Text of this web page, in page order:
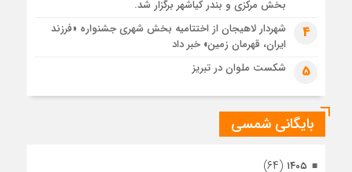
مراسم تشییع پیکر مطهر آقای شهید ایران – مشهد
تصاویری از تراکم جمعیت حاضر در میدان ثورهالعشرین نجف
اشرف
بخش مرکزی و بندر کیاشهر برگزار شد.
4
شهردار لاهیجان از اختتامیه بخش شهری جشنواره «فرزند
ایران، قهرمان زمین» خبر داد
5 شکست ملوان در تبریز
بایگانی شمسی
۱۴۰۵ (۶۴)